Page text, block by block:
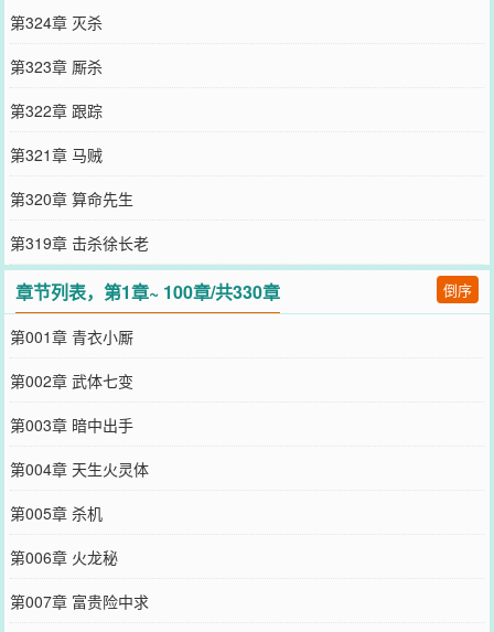
第324章 灭杀
第323章 厮杀
第322章 跟踪
第321章 马贼
第320章 算命先生
第319章 击杀徐长老
章节列表，第1章~ 100章/共330章 倒序
第001章 青衣小厮
第002章 武体七变
第003章 暗中出手
第004章 天生火灵体
第005章 杀机
第006章 火龙秘
第007章 富贵险中求